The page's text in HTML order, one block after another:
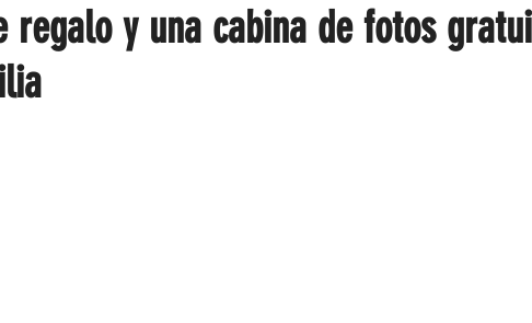
regalo y una cabina de fotos